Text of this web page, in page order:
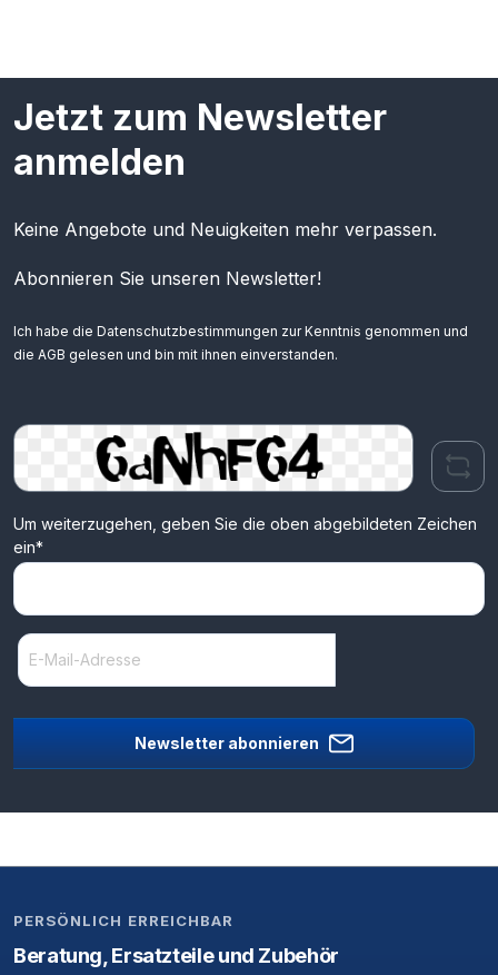
Jetzt zum Newsletter
anmelden
Keine Angebote und Neuigkeiten mehr verpassen.
Abonnieren Sie unseren Newsletter!
Ich habe die Datenschutzbestimmungen zur Kenntnis genommen und
die AGB gelesen und bin mit ihnen einverstanden.
Um weiterzugehen, geben Sie die oben abgebildeten Zeichen
ein*
Newsletter abonnieren
PERSÖNLICH ERREICHBAR
Beratung, Ersatzteile und Zubehör